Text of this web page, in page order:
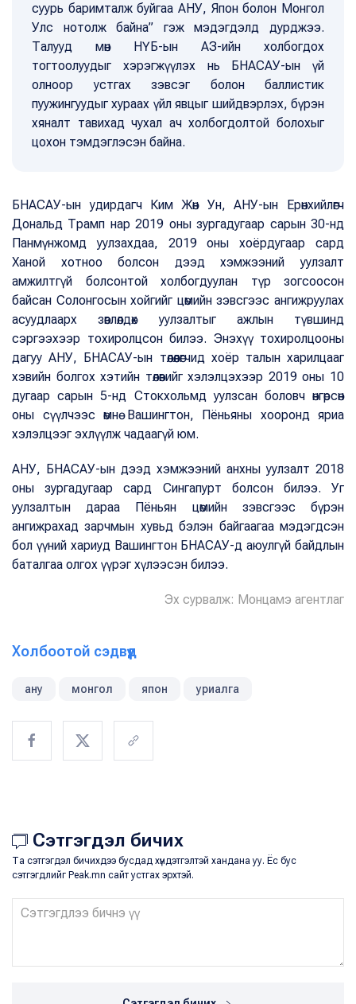
суурь баримталж буйгаа АНУ, Япон болон Монгол
Улс нотолж байна” гэж мэдэгдэлд дурджээ.
Талууд мөн НҮБ-ын АЗ-ийн холбогдох
тогтоолуудыг хэрэгжүүлэх нь БНАСАУ-ын үй
олноор устгах зэвсэг болон баллистик
пуужингуудыг хураах үйл явцыг шийдвэрлэх, бүрэн
хяналт тавихад чухал ач холбогдолтой болохыг
цохон тэмдэглэсэн байна.
БНАСАУ-ын удирдагч Ким Жөн Ун, АНУ-ын Ерөнхийлөгч
Дональд Трамп нар 2019 оны зургадугаар сарын 30-нд
Панмүнжомд уулзахдаа, 2019 оны хоёрдугаар сард
Ханой хотноо болсон дээд хэмжээний уулзалт
амжилтгүй болсонтой холбогдуулан түр зогсоосон
байсан Солонгосын хойгийг цөмийн зэвсгээс ангижруулах
асуудлаарх зөвлөлдөх уулзалтыг ажлын түвшинд
сэргээхээр тохиролцсон билээ. Энэхүү тохиролцооны
дагуу АНУ, БНАСАУ-ын төлөөлөгчид хоёр талын харилцааг
хэвийн болгох хэтийн төлөвийг хэлэлцэхээр 2019 оны 10
дугаар сарын 5-нд Стокхольмд уулзсан боловч өнгөрсөн
оны сүүлчээс өмнө Вашингтон, Пёньяны хооронд яриа
хэлэлцээг эхлүүлж чадаагүй юм.
АНУ, БНАСАУ-ын дээд хэмжээний анхны уулзалт 2018
оны зургадугаар сард Сингапурт болсон билээ. Уг
уулзалтын дараа Пёньян цөмийн зэвсгээс бүрэн
ангижрахад зарчмын хувьд бэлэн байгаагаа мэдэгдсэн
бол үүний хариуд Вашингтон БНАСАУ-д аюулгүй байдлын
баталгаа олгох үүрэг хүлээсэн билээ.
Эх сурвалж: Монцамэ агентлаг
Холбоотой сэдвүүд
ану монгол япон уриалга
Сэтгэгдэл бичих
Та сэтгэгдэл бичихдээ бусдад хүндэтгэлтэй хандана уу. Ёс бус
сэтгэгдлийг Peak.mn сайт устгах эрхтэй.